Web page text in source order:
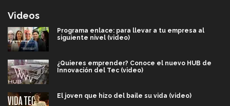
Videos
Programa enlace: para llevar a tu empresa al
siguiente nivel (video)
¿Quieres emprender? Conoce el nuevo HUB de
Innovación del Tec (video)
El joven que hizo del baile su vida (video)